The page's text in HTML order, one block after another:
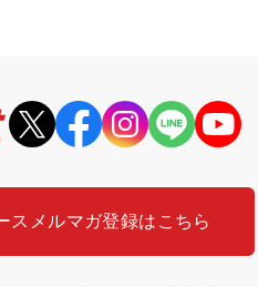
ス メルマガ登録はこちら